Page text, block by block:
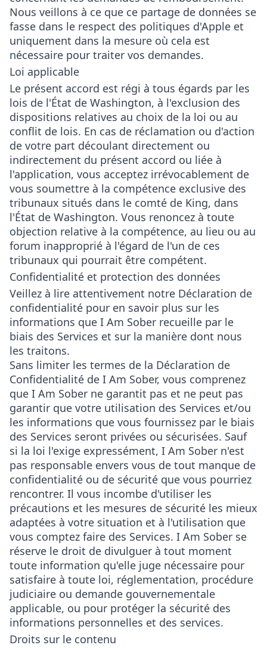
Nous veillons à ce que ce partage de données se
fasse dans le respect des politiques d'Apple et
uniquement dans la mesure où cela est
nécessaire pour traiter vos demandes.
Loi applicable
Le présent accord est régi à tous égards par les
lois de l'État de Washington, à l'exclusion des
dispositions relatives au choix de la loi ou au
conflit de lois. En cas de réclamation ou d'action
de votre part découlant directement ou
indirectement du présent accord ou liée à
l'application, vous acceptez irrévocablement de
vous soumettre à la compétence exclusive des
tribunaux situés dans le comté de King, dans
l'État de Washington. Vous renoncez à toute
objection relative à la compétence, au lieu ou au
forum inapproprié à l'égard de l'un de ces
tribunaux qui pourrait être compétent.
Confidentialité et protection des données
Veillez à lire attentivement notre Déclaration de
confidentialité pour en savoir plus sur les
informations que I Am Sober recueille par le
biais des Services et sur la manière dont nous
les traitons.
Sans limiter les termes de la Déclaration de
Confidentialité de I Am Sober, vous comprenez
que I Am Sober ne garantit pas et ne peut pas
garantir que votre utilisation des Services et/ou
les informations que vous fournissez par le biais
des Services seront privées ou sécurisées. Sauf
si la loi l'exige expressément, I Am Sober n'est
pas responsable envers vous de tout manque de
confidentialité ou de sécurité que vous pourriez
rencontrer. Il vous incombe d'utiliser les
précautions et les mesures de sécurité les mieux
adaptées à votre situation et à l'utilisation que
vous comptez faire des Services. I Am Sober se
réserve le droit de divulguer à tout moment
toute information qu'elle juge nécessaire pour
satisfaire à toute loi, réglementation, procédure
judiciaire ou demande gouvernementale
applicable, ou pour protéger la sécurité des
informations personnelles et des services.
Droits sur le contenu